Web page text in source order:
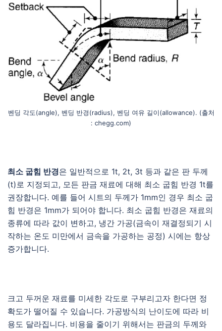
벤딩 각도(angle), 벤딩 반경(radius), 벤딩 여유 길이(allowance). (출처
: chegg.com)
최소 굽힘 반경은 일반적으로 1t, 2t, 3t 등과 같은 판 두께
(t)로 지정되고, 모든 판금 재료에 대해 최소 굽힘 반경 1t를
권장합니다. 예를 들어 시트의 두께가 1mm인 경우 최소 굽
힘 반경은 1mm가 되어야 합니다. 최소 굽힘 반경은 재료의
종류에 따라 값이 변하고, 냉간 가공(금속이 재결정되기 시
작하는 온도 미만에서 금속을 가공하는 공정) 시에는 항상
증가합니다.
크고 두꺼운 재료를 미세한 각도로 구부리고자 한다면 정
확도가 떨어질 수 있습니다. 가공방식의 난이도에 따라 비
용도 달라집니다. 비용을 줄이기 위해서는 판금의 두께와